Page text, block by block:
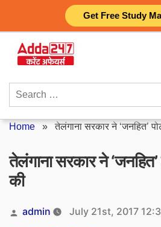
Get Free Study
content
Search
Home »तेलंगाना सरकार ने ‘जनहित’
तेलंगाना सरकार ने
की
Posted
by
admin July 21st, 2017